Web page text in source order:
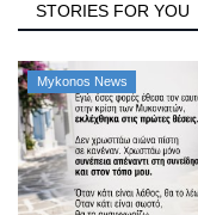
STORIES FOR YOU
Mykonos News